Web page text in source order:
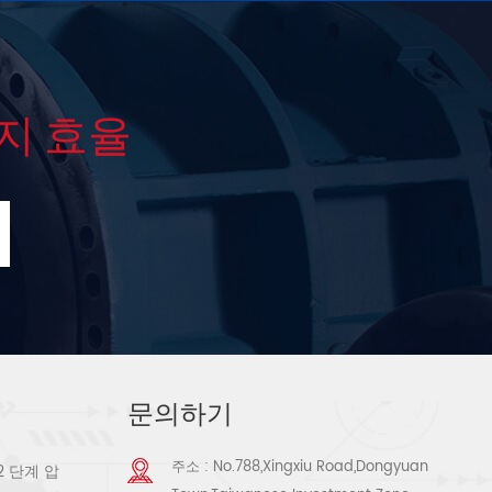
효율
단계 압
문의하기
주소 : No.788,Xingxiu Road,Dongyuan